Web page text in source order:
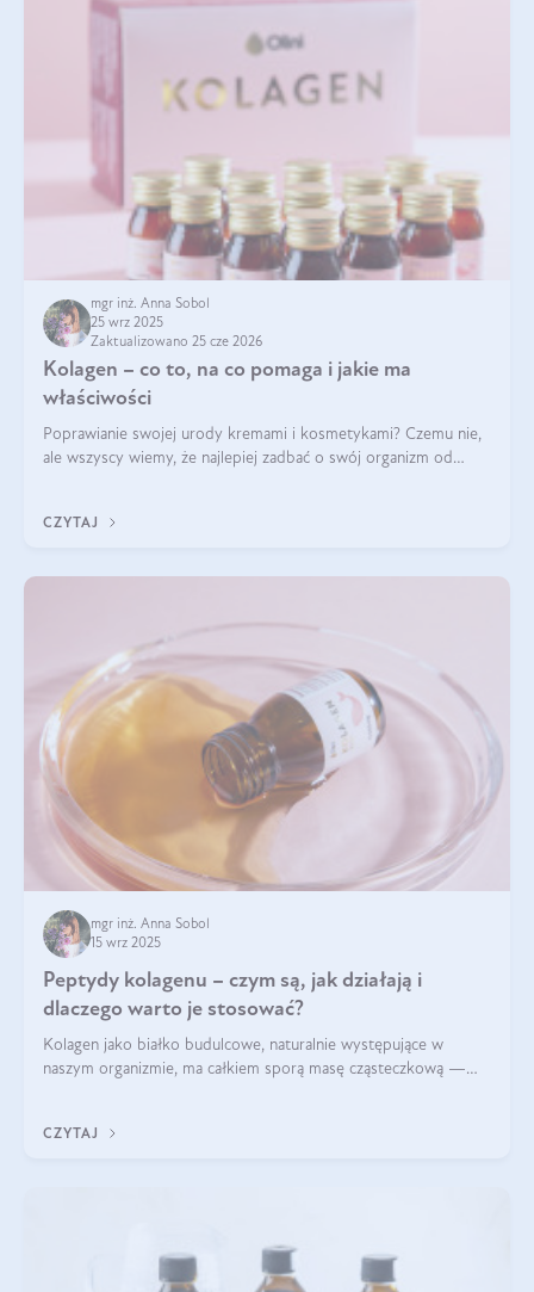
mgr inż. Anna Sobol
25 wrz 2025
Zaktualizowano 25 cze 2026
Kolagen – co to, na co pomaga i jakie ma
właściwości
Poprawianie swojej urody kremami i kosmetykami? Czemu nie,
ale wszyscy wiemy, że najlepiej zadbać o swój organizm od
wysokiej jakości suplem
CZYTAJ
mgr inż. Anna Sobol
15 wrz 2025
Peptydy kolagenu – czym są, jak działają i
dlaczego warto je stosować?
Kolagen jako białko budulcowe, naturalnie występujące w
naszym organizmie, ma całkiem sporą masę cząsteczkową —
bardziej biodostępny
CZYTAJ